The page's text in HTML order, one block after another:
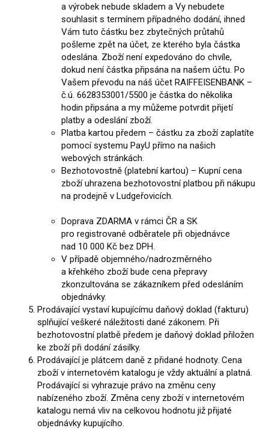
a výrobek nebude skladem a Vy nebudete
souhlasit s termínem případného dodání, ihned
Vám tuto částku bez zbytečných průtahů
pošleme zpět na účet, ze kterého byla částka
odeslána. Zboží není expedováno do chvíle,
dokud není částka připsána na našem účtu. Po
Vašem převodu na náš účet RAIFFEISENBANK –
č.ú. 6628353001/5500 je částka do několika
hodin připsána a my můžeme potvrdit přijetí
platby a odeslání zboží.
Platba kartou předem – částku za zboží zaplatíte
pomocí systemu PayU přímo na našich
webových stránkách.
Bezhotovostně (platební kartou) – Kupní cena
zboží uhrazena bezhotovostní platbou při nákupu
na prodejně v Ludgeřovicích.
Doprava ZDARMA v rámci ČR a SK
pro registrované odběratele při objednávce
nad 10 000 Kč bez DPH.
V případě objemného/nadroz­měrného
a křehkého zboží bude cena přepravy
zkonzultována se zákazníkem před odesláním
objednávky.
Prodávající vystaví kupujícímu daňový doklad (fakturu)
splňující veškeré náležitosti dané zákonem. Při
bezhotovostní platbě předem je daňový doklad přiložen
ke zboží při dodání zásilky.
Prodávající je plátcem daně z přidané hodnoty. Cena
zboží v internetovém katalogu je vždy aktuální a platná.
Prodávající si vyhrazuje právo na změnu ceny
nabízeného zboží. Změna ceny zboží v internetovém
katalogu nemá vliv na celkovou hodnotu již přijaté
objednávky kupujícího.